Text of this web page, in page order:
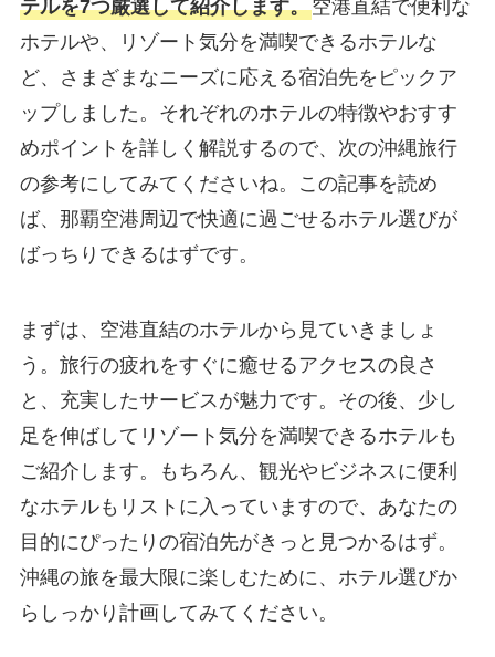
テルを7つ厳選して紹介します。空港直結で便利な
ホテルや、リゾート気分を満喫できるホテルな
ど、さまざまなニーズに応える宿泊先をピックア
ップしました。それぞれのホテルの特徴やおすす
めポイントを詳しく解説するので、次の沖縄旅行
の参考にしてみてくださいね。この記事を読め
ば、那覇空港周辺で快適に過ごせるホテル選びが
ばっちりできるはずです。
まずは、空港直結のホテルから見ていきましょ
う。旅行の疲れをすぐに癒せるアクセスの良さ
と、充実したサービスが魅力です。その後、少し
足を伸ばしてリゾート気分を満喫できるホテルも
ご紹介します。もちろん、観光やビジネスに便利
なホテルもリストに入っていますので、あなたの
目的にぴったりの宿泊先がきっと見つかるはず。
沖縄の旅を最大限に楽しむために、ホテル選びか
らしっかり計画してみてください。